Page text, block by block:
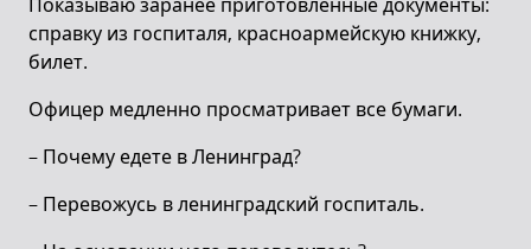
справку из госпиталя, красноармейскую книжку,
билет.
Офицер медленно просматривает все бумаги.
– Почему едете в Ленинград?
– Перевожусь в ленинградский госпиталь.